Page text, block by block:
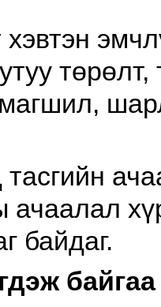
хэвтэн
ачаалал
байдаг.